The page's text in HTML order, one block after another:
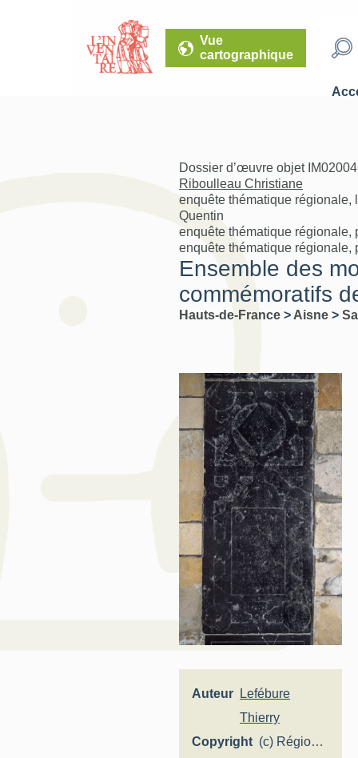
Vue
cartographique
Dossier d’œuvre objet
Riboulleau Christiane
enquête thématique régionale,
Quentin
enquête thématique régionale,
enquête thématique régionale,
Ensemble des
commémoratifs
Hauts-de-France > Aisne >
Auteur
Lefébure
Thierry
Copyright (c) Région